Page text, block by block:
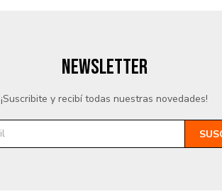
NEWSLETTER
¡Suscribite y recibí todas nuestras novedades!